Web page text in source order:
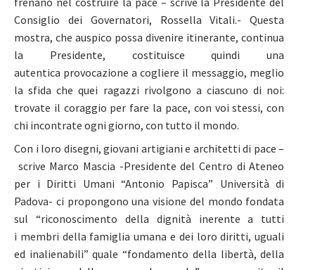
Consiglio dei Governatori, Rossella Vitali.- Questa
mostra, che auspico possa divenire itinerante, continua
la Presidente, costituisce quindi una
autentica provocazione a cogliere il messaggio, meglio
la sfida che quei ragazzi rivolgono a ciascuno di noi:
trovate il coraggio per fare la pace, con voi stessi, con
chi incontrate ogni giorno, con tutto il mondo.
Con i loro disegni, giovani artigiani e architetti di pace –
scrive Marco Mascia -Presidente del Centro di Ateneo
per i Diritti Umani “Antonio Papisca” Università di
Padova- ci propongono una visione del mondo fondata
sul “riconoscimento della dignità inerente a tutti
i membri della famiglia umana e dei loro diritti, uguali
ed inalienabili” quale “fondamento della libertà, della